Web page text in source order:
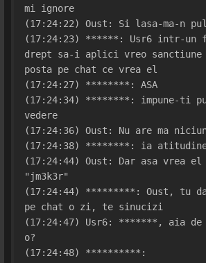
mi ignore
(17:24:22) Oust: Si lasa-ma-n
(17:24:23) ******: Usr6 intr-un
drept sa-i aplici vreo sanctiune
posta pe chat ce vrea el
(17:24:27) ********: ASA
(17:24:34) ********: impune-ti
vedere
(17:24:36) Oust: Nu are ma
(17:24:38) ********: ia
(17:24:44) Oust: Dar asa vrea
"jm3k3r"
(17:24:44) *********: Oust, tu
pe chat o zi, te sinucizi
(17:24:47) Usr6: *******, aia de
o?
(17:24:48) **********: